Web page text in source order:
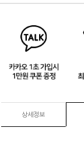
상세정보